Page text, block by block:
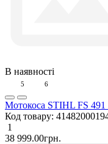
В наявності
5 6
Мотокоса STIHL FS
Код товару:
1
38 999.00грн.